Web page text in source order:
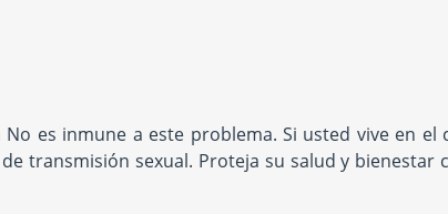
es inmune a este problema. Si usted vive en el
transmisión sexual. Proteja su salud y bienestar